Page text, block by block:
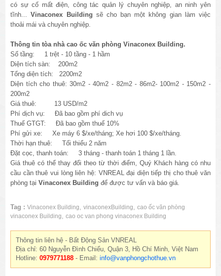
có sự cố mất điện, công tác quản lý chuyên nghiệp, an ninh yên
tĩnh...Vinaconex Building sẽ cho bạn một không gian làm việc
thoải mái và chuyên nghiệp.
Thông tin tòa nhà cao ốc văn phòng Vinaconex Building.
Số tầng: 1 trệt - 10 tầng - 1 hầm
Diện tích sàn: 200m2
Tổng diện tích: 2200m2
Diện tích cho thuê: 30m2 - 40m2 - 82m2 - 86m2- 100m2 - 150m2 -
200m2
Giá thuê: 13 USD/m2
Phí dịch vụ: Đã bao gồm phí dich vụ
Thuế GTGT: Đã bao gồm thuế 10%
Phí gửi xe:Xe máy 6 $/xe/tháng; Xe hơi 100 $/xe/tháng.
Thời hạn thuê: Tối thiểu 2 năm
Đặt cọc, thanh toán: 3 tháng - thanh toán 1 tháng 1 lần.
Giá thuê có thể thay đổi theo từ thời điểm, Quý Khách hàng có nhu
cầu cần thuê vui lòng liên hệ: VNREAL đại diện tiếp thị cho thuê văn
phòng tạiVinaconex Building để được tư vấn và báo giá.
Tag : Vinaconex Building ,vinaconexBuilding ,cao ốc văn phòng
vinaconex Building
,cao oc van phong vinaconex Building
Thông tin liên hệ - Bất Động Sản VNREAL
Địa chỉ: 60 Nguyễn Đình Chiểu, Quận 3, Hồ Chí Minh, Việt Nam
Hotline:0979771188 - Email:info@vanphongchothue.vn